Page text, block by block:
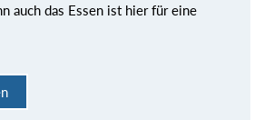
auch das Essen ist hier für eine